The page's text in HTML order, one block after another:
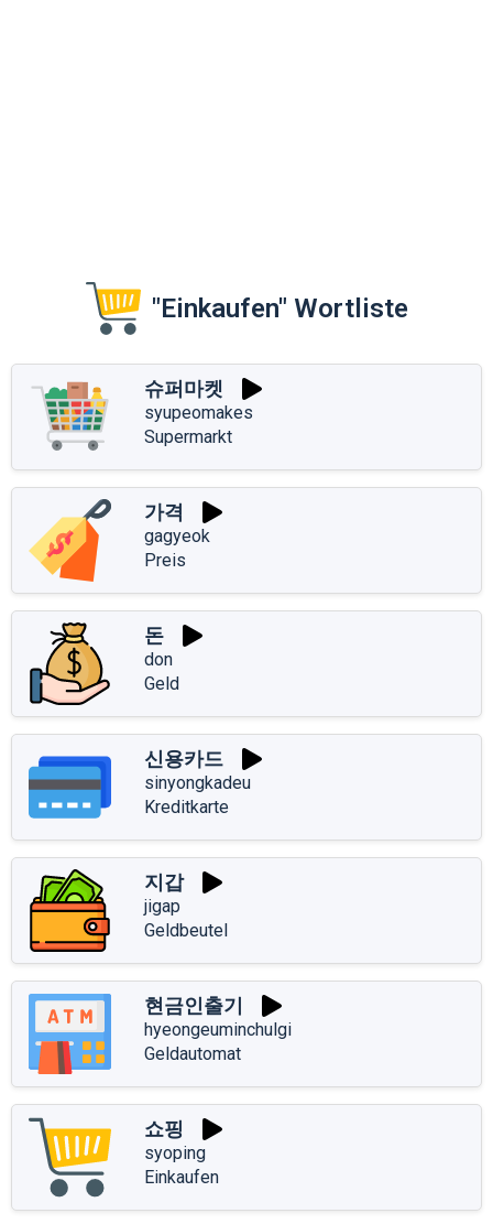
"Einkaufen" Wortliste
슈퍼마켓
syupeomakes
Supermarkt
가격
gagyeok
Preis
돈
don
Geld
신용카드
sinyongkadeu
Kreditkarte
지갑
jigap
Geldbeutel
현금인출기
hyeongeuminchulgi
Geldautomat
쇼핑
syoping
Einkaufen